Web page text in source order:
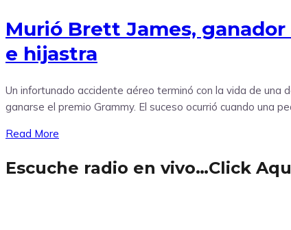
Murió Brett James,
e hijastra
Un infortunado accidente aéreo terminó con la vida de
ganarse el premio Grammy. El suceso ocurrió cuando una
Read More
Escuche radio en vivo…Click